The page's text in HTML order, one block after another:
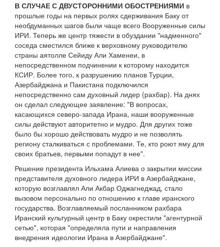
В СЛУЧАЕ С ДВУСТОРОННИМИ ОБОСТРЕНИЯМИ в
прошлые годы на первых ролях сдерживания Баку от
необдуманных шагов были чаще всего Вооруженные силы
ИРИ. Теперь же центр тяжести в обуздании "надменного"
соседа сместился ближе к верховному руководителю
страны аятолле Сейиду Али Хаменеи, в
непосредственном подчинении к которому находится
КСИР. Более того, к разрушению планов Турции,
Азербайджана и Пакистана подключился
непосредственно сам духовный лидер (рахбар). На днях
он сделал следующее заявление: "В вопросах,
касающихся северо-запада Ирана, наши вооруженные
силы действуют авторитетно и мудро. Для других тоже
было бы хорошо действовать мудро и не позволять
региону сталкиваться с проблемами. Те, кто роют яму для
своих братьев, первыми попадут в нее".
Решение президента Ильхама Алиева о закрытии миссии
представителя духовного лидера ИРИ в Азербайджане,
которую возглавлял Али Акбар Оджагнеджад, стало
вызовом персонально по отношению к главе иранского
государства. Возглавляемый посланником рахбара
Иранский культурный центр в Баку окрестили "агентурной
сетью", которая "определяла пути и направления
внедрения идеологии Ирана в Азербайджане".